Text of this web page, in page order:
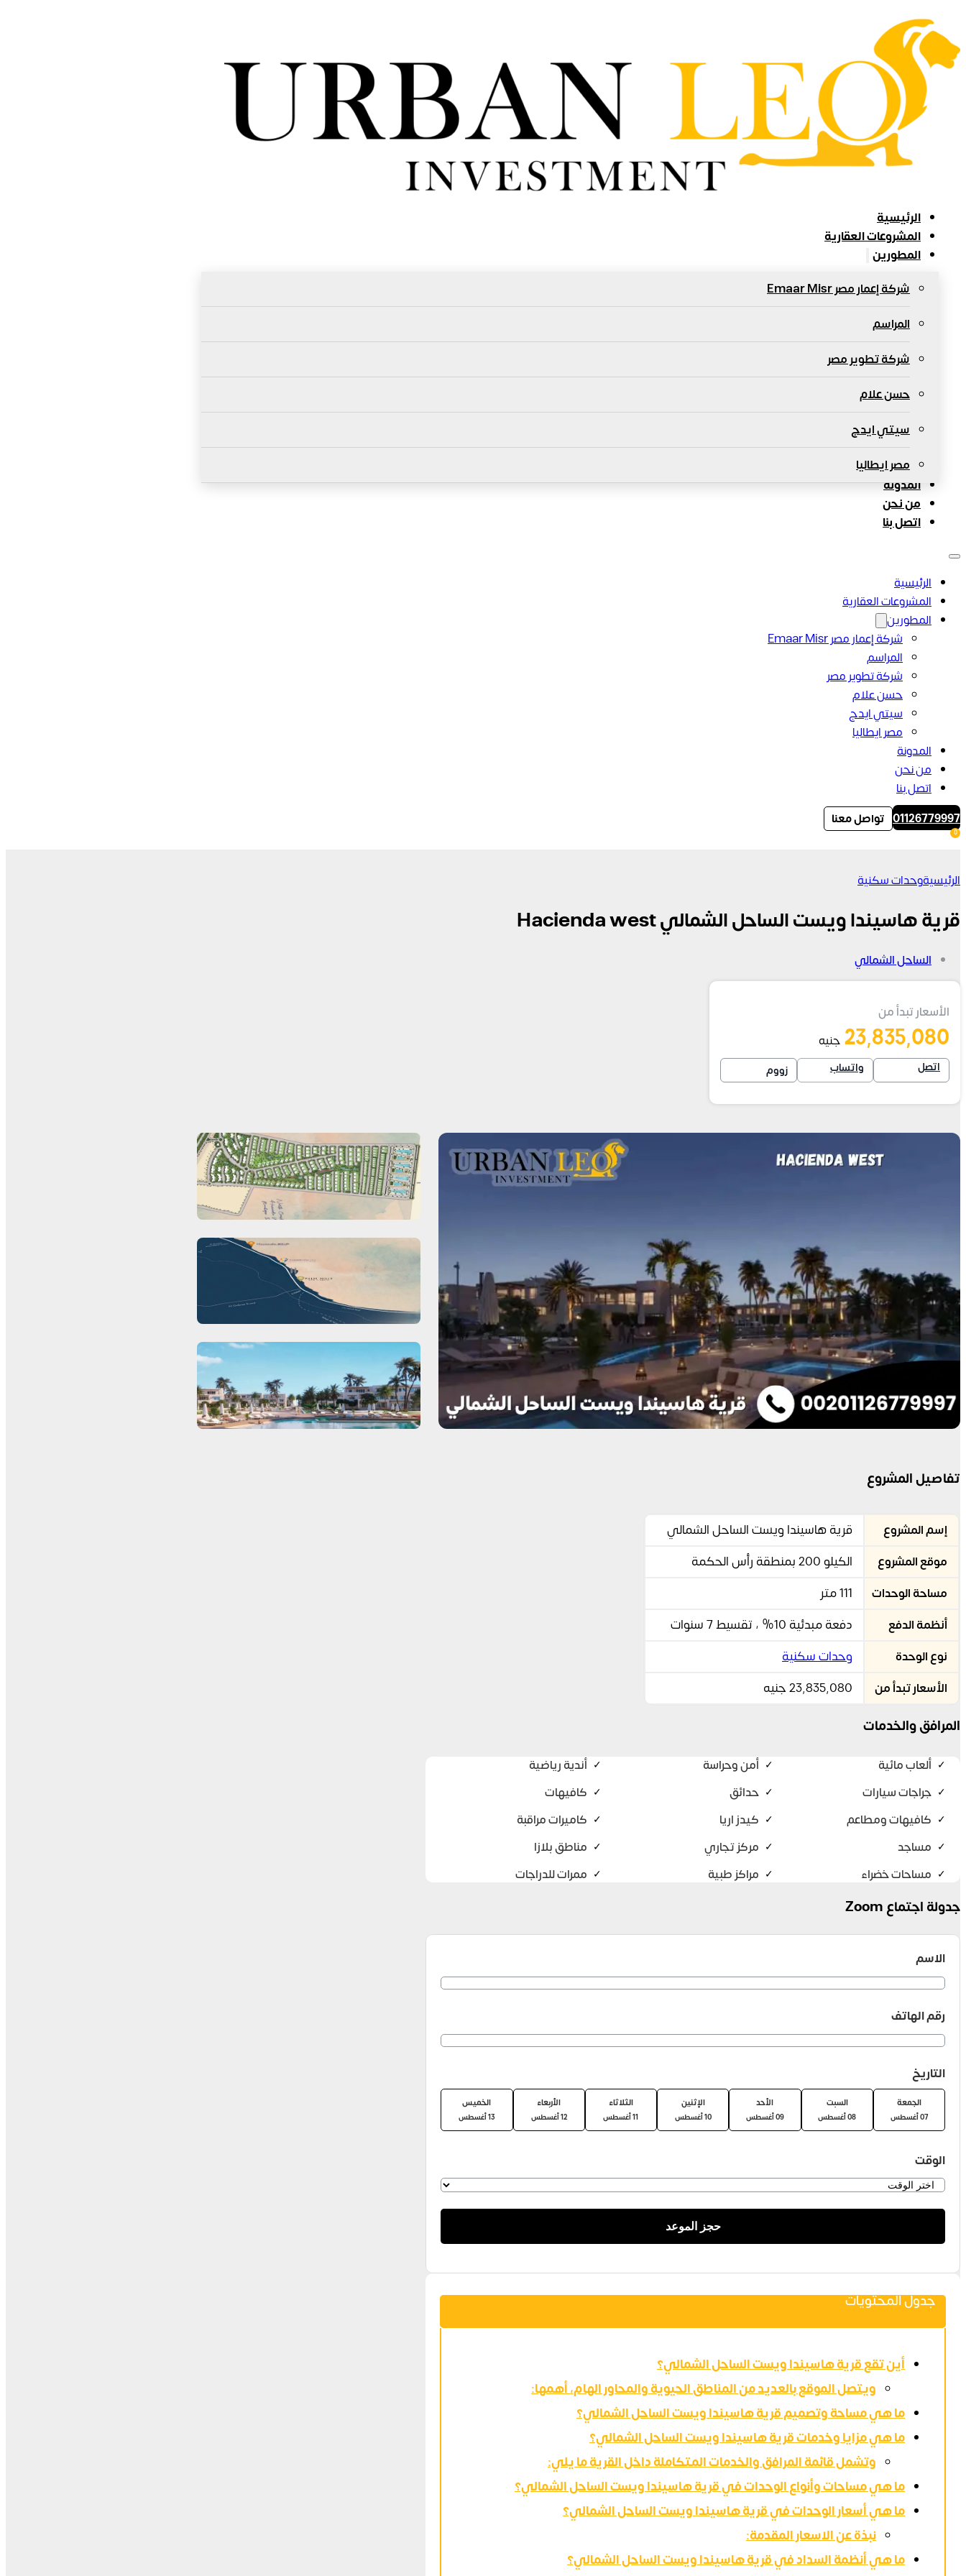
الرئيسية
المشروعات العقارية
المطورين
شركة إعمار مصر Emaar Misr
المراسم
شركة تطوير مصر
حسن علام
سيتي ايدج
مصر ايطاليا
المدونة
من نحن
اتصل بنا
الرئيسية
المشروعات العقارية
المطورين
شركة إعمار مصر Emaar Misr
المراسم
شركة تطوير مصر
حسن علام
سيتي ايدج
مصر ايطاليا
المدونة
من نحن
اتصل بنا
01126779997 تواصل معنا
0
الرئيسيةوحدات سكنية
قرية هاسيندا ويست الساحل الشمالي Hacienda west
الساحل الشمالي
الأسعار تبدأ من
23,835,080 جنيه
اتصل واتساب زووم
تفاصيل المشروع
إسم المشروع قرية هاسيندا ويست الساحل الشمالي
موقع المشروع الكيلو 200 بمنطقة رأس الحكمة
مساحة الوحدات 111 متر
أنظمة الدفع دفعة مبدئية 10% ، تقسيط 7 سنوات
نوع الوحدة وحدات سكنية
الأسعار تبدأ من 23,835,080 جنيه
المرافق والخدمات
✓ ألعاب مائية ✓ أمن وحراسة ✓ أندية رياضية
✓ جراجات سيارات ✓ حدائق ✓ كافيهات
✓ كافيهات ومطاعم ✓ كيدز اريا ✓ كاميرات مراقبة
✓ مساجد ✓ مركز تجاري ✓ مناطق بلازا
✓ مساحات خضراء ✓ مراكز طبية ✓ ممرات للدراجات
جدولة اجتماع Zoom
الاسم
رقم الهاتف
التاريخ
الجمعة
07 أغسطس
السبت
08 أغسطس
الأحد
09 أغسطس
الإثنين
10 أغسطس
الثلاثاء
11 أغسطس
الأربعاء
12 أغسطس
الخميس
13 أغسطس
الوقت
حجز الموعد
جدول المحتويات
أين تقع قرية هاسيندا ويست الساحل الشمالي؟
ويتصل الموقع بالعديد من المناطق الحيوية والمحاور الهام، أهمها:
ما هي مساحة وتصميم قرية هاسيندا ويست الساحل الشمالي؟
ما هي مزايا وخدمات قرية هاسيندا ويست الساحل الشمالي؟
وتشمل قائمة المرافق والخدمات المتكاملة داخل القرية ما يلي:
ما هي مساحات وأنواع الوحدات في قرية هاسيندا ويست الساحل الشمالي؟
ما هي أسعار الوحدات في قرية هاسيندا ويست الساحل الشمالي؟
نبذة عن الاسعار المقدمة:
ما هي أنظمة السداد في قرية هاسيندا ويست الساحل الشمالي؟